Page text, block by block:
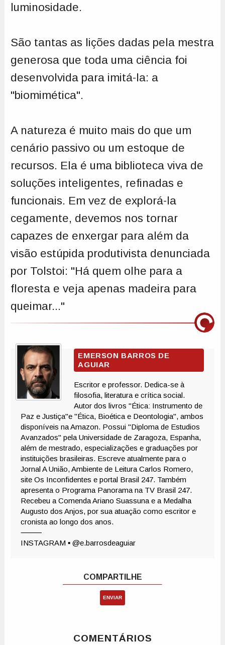
luminosidade.
São tantas as lições dadas pela mestra
generosa que toda uma ciência foi
desenvolvida para imitá-la: a
"biomimética".
A natureza é muito mais do que um
cenário passivo ou um estoque de
recursos. Ela é uma biblioteca viva de
soluções inteligentes, refinadas e
funcionais. Em vez de explorá-la
cegamente, devemos nos tornar
capazes de enxergar para além da
visão estúpida produtivista denunciada
por Tolstoi: "Há quem olhe para a
floresta e veja apenas madeira para
queimar..."
ENVIAR
COMENTÁRIOS